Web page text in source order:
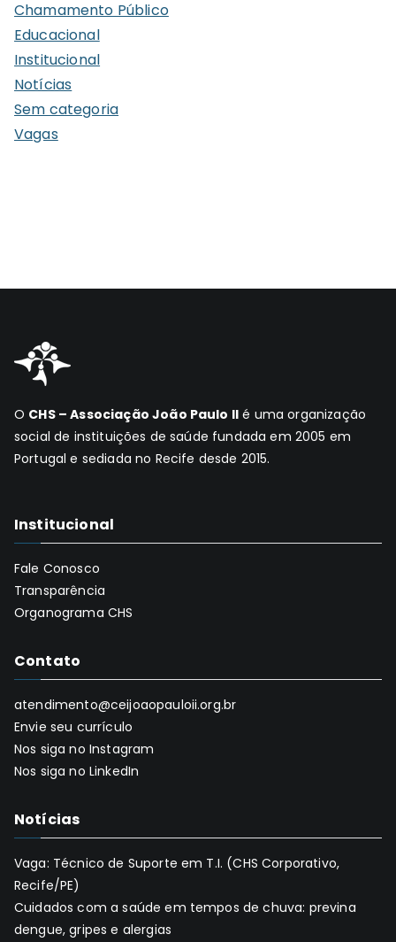
v
o
s
Chamamento Público
Educacional
Institucional
Notícias
Sem categoria
Vagas
O CHS – Associação João Paulo II é uma organização
social de instituições de saúde fundada em 2005 em
Portugal e sediada no Recife desde 2015.
Institucional
Fale Conosco
Transparência
Organograma CHS
Contato
atendimento@ceijoaopauloii.org.br
Envie seu currículo
Nos siga no Instagram
Nos siga no LinkedIn
Notícias
Vaga: Técnico de Suporte em T.I. (CHS Corporativo,
Recife/PE)
Cuidados com a saúde em tempos de chuva: previna
dengue, gripes e alergias